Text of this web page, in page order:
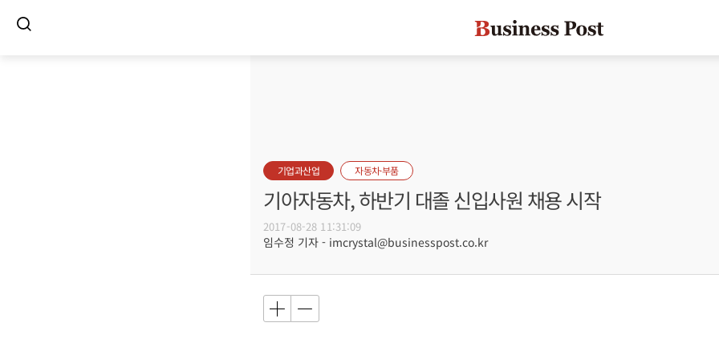
기업과산업 자동차·부품
기아자동차, 하반기 대졸 신입사원 채용 시작
2017-08-28 11:31:09
임수정 기자 - imcrystal@businesspost.co.kr